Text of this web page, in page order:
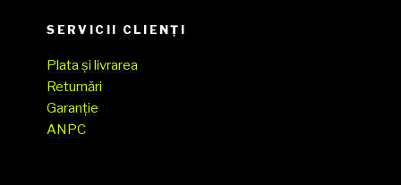
SERVICII CLIENŢI
Plata și livrarea
Returnări
Garanție
ANPC